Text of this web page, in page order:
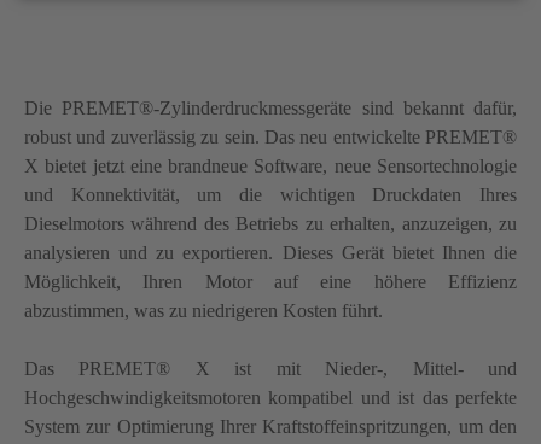
Die PREMET®-Zylinderdruckmessgeräte sind bekannt dafür,
robust und zuverlässig zu sein. Das neu entwickelte PREMET®
X bietet jetzt eine brandneue Software, neue Sensortechnologie
und Konnektivität, um die wichtigen Druckdaten Ihres
Dieselmotors während des Betriebs zu erhalten, anzuzeigen, zu
analysieren und zu exportieren. Dieses Gerät bietet Ihnen die
Möglichkeit, Ihren Motor auf eine höhere Effizienz
abzustimmen, was zu niedrigeren Kosten führt.
Das PREMET® X ist mit Nieder-, Mittel- und
Hochgeschwindigkeitsmotoren kompatibel und ist das perfekte
System zur Optimierung Ihrer Kraftstoffeinspritzungen, um den